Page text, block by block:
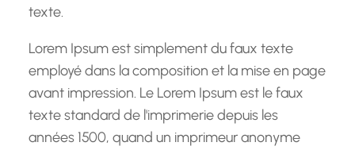
texte.
Lorem Ipsum est simplement du faux texte
employé dans la composition et la mise en page
avant impression. Le Lorem Ipsum est le faux
texte standard de l'imprimerie depuis les
années 1500, quand un imprimeur anonyme